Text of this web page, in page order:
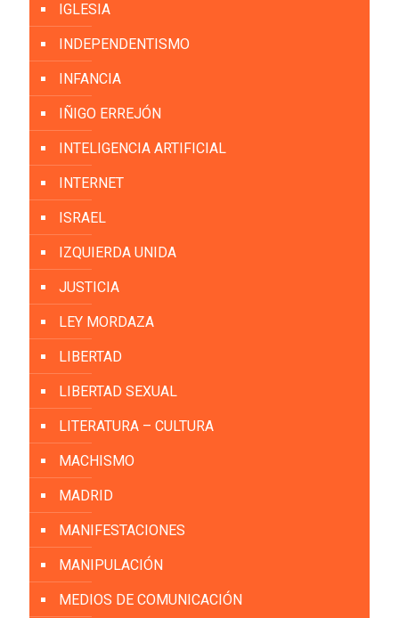
IGLESIA
INDEPENDENTISMO
INFANCIA
IÑIGO ERREJÓN
INTELIGENCIA ARTIFICIAL
INTERNET
ISRAEL
IZQUIERDA UNIDA
JUSTICIA
LEY MORDAZA
LIBERTAD
LIBERTAD SEXUAL
LITERATURA – CULTURA
MACHISMO
MADRID
MANIFESTACIONES
MANIPULACIÓN
MEDIOS DE COMUNICACIÓN